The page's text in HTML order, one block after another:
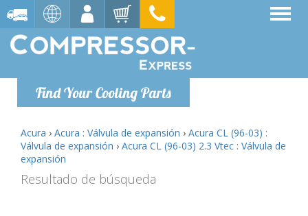
Find Your Cooling Parts
Acura › Acura : Válvula de expansión › Acura CL (96-03) :
Válvula de expansión › Acura CL (96-03) 2.3 Vtec : Válvula de
expansión
Resultado de búsqueda